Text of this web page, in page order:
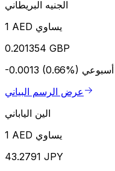
الجنيه البريطاني
1 AED يساوي
0.201354 GBP
-0.0013 (0.66%) أسبوعي
عرض الرسم البياني
الين الياباني
1 AED يساوي
43.2791 JPY